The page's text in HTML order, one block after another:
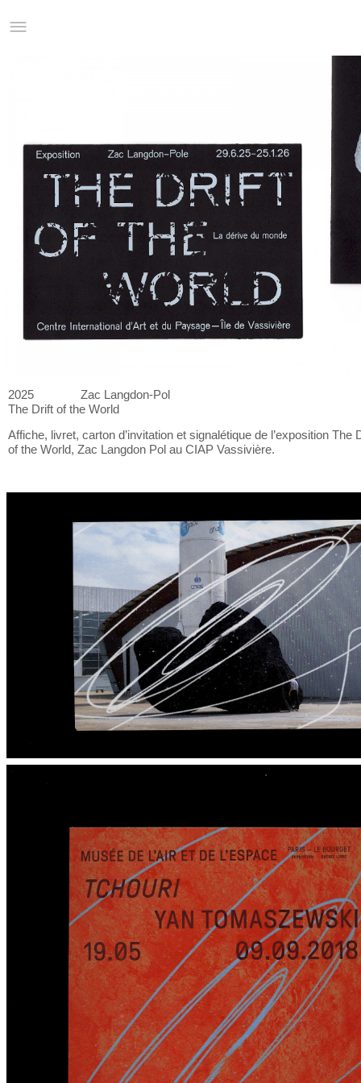
2025
Zac Langdon-Pol
The Drift of the World
Affiche, livret, carton d’invitation et signalétique de l’exposition The
of the World, Zac Langdon Pol au CIAP Vassivière.